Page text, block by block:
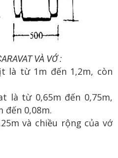
VÀ VỚ :
là từ 1m đến 1,2m, còn
là từ 0,65m đến 0,75m,
đến 0,08m.
và chiều rộng của vớ